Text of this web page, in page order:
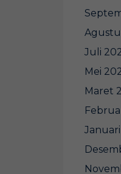
Juli
Mei
Maret